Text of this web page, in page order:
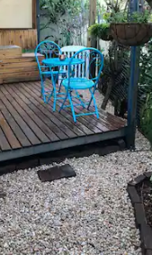
5, 282 commentaires